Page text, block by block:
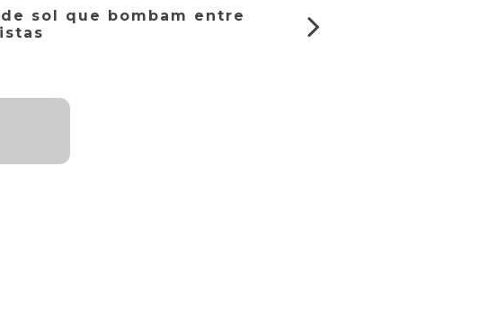
sol que bombam entre